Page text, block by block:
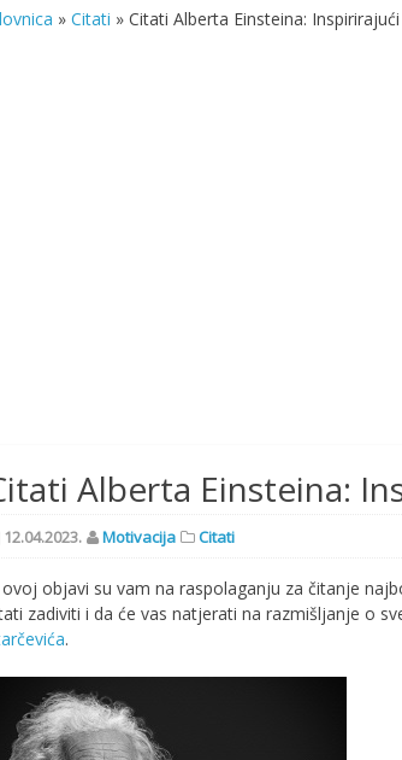
»Citati »Citati Alberta Einsteina:
Alberta Einsteina:
12.04.2023. Motivacija Citati
ovoj objavi su vam na raspolaganju za čitanje
zadiviti i da će vas natjerati na razmišljanje o
.